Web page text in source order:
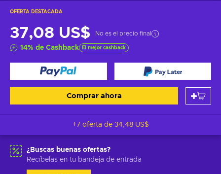
OFERTA DESTACADA
37,08 US$ No es el precio final
14% de Cashback El mejor cashback
Comprar ahora
+7 oferta de 34,48 US$
¿Buscas buenas ofertas?
Recíbelas en tu bandeja de entrada